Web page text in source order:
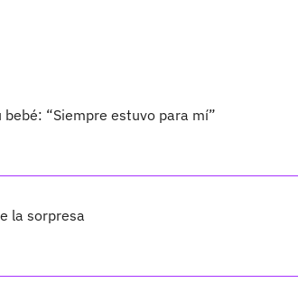
“Siempre estuvo para mí”
la sorpresa